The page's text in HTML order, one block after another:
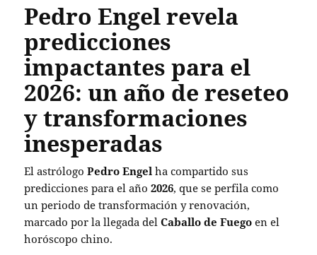
Pedro Engel revela
predicciones
impactantes para el
2026: un año de reseteo
y transformaciones
inesperadas
El astrólogoPedro Engel ha compartido sus
predicciones para el año2026, que se perfila como
un periodo de transformación y renovación,
marcado por la llegada delCaballo de Fuego en el
horóscopo chino.